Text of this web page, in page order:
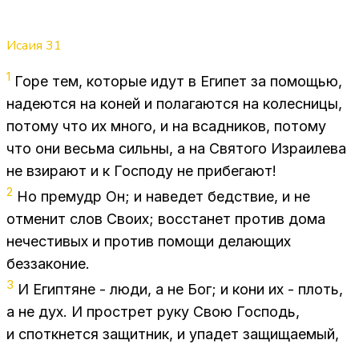
Исаия 31
1 Горе тем, ко­то­рые идут в Еги­пет за по­мо­щью,
на­де­ют­ся на ко­ней и по­ла­га­ют­ся на ко­лес­ни­цы,
по­то­му что их мно­го, и на всад­ни­ков, по­то­му
что они весь­ма силь­ны, а на Свя­то­го Из­ра­и­ле­ва
не взи­ра­ют и к Гос­по­ду не при­бе­га­ют!
2 Но пре­мудр Он; и на­ве­дет бед­ствие, и не
от­ме­нит слов Сво­их; вос­ста­нет про­тив дома
нече­сти­вых и про­тив по­мо­щи де­ла­ю­щих
без­за­ко­ние.
3 И Егип­тяне - люди, а не Бог; и кони их - плоть,
а не дух. И про­стрет руку Свою Гос­подь,
и спо­ткнет­ся за­щит­ник, и упа­дет за­щи­ща­е­мый,